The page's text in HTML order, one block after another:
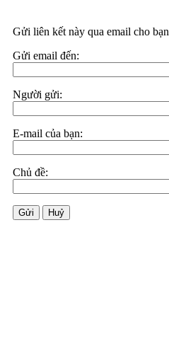
Gửi liên kết này qua email cho bạn
Gửi email đến:
Người gửi:
E-mail của bạn:
Chủ đề:
Gửi Huỷ